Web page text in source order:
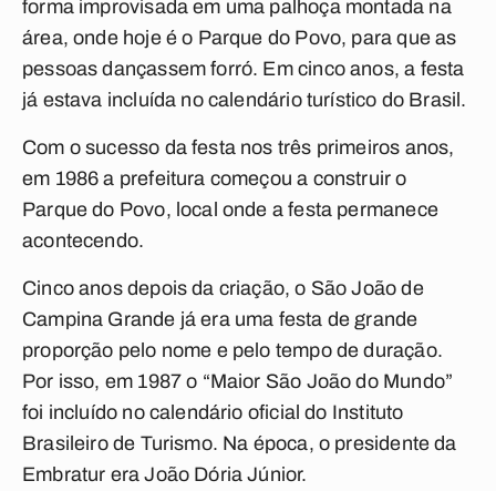
forma improvisada em uma palhoça montada na
área, onde hoje é o Parque do Povo, para que as
pessoas dançassem forró. Em cinco anos, a festa
já estava incluída no calendário turístico do Brasil.
Com o sucesso da festa nos três primeiros anos,
em 1986 a prefeitura começou a construir o
Parque do Povo, local onde a festa permanece
acontecendo.
Cinco anos depois da criação, o São João de
Campina Grande já era uma festa de grande
proporção pelo nome e pelo tempo de duração.
Por isso, em 1987 o “Maior São João do Mundo”
foi incluído no calendário oficial do Instituto
Brasileiro de Turismo. Na época, o presidente da
Embratur era João Dória Júnior.